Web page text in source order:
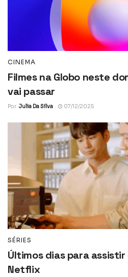
CINEMA
Filmes na Globo neste
vai passar
Por Julia Da Silva 07/12/2025
SÉRIES
Últimos dias para
Netflix